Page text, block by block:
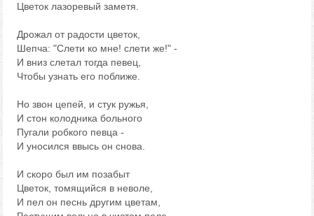
Цветок лазоревый заметя.
Дрожал от радости цветок,
Шепча: "Слети ко мне! слети же!" -
И вниз слетал тогда певец,
Чтобы узнать его поближе.
Но звон цепей, и стук ружья,
И стон колодника больного
Пугали робкого певца -
И уносился ввысь он снова.
И скоро был им позабыт
Цветок, томящийся в неволе,
И пел он песнь другим цветам,